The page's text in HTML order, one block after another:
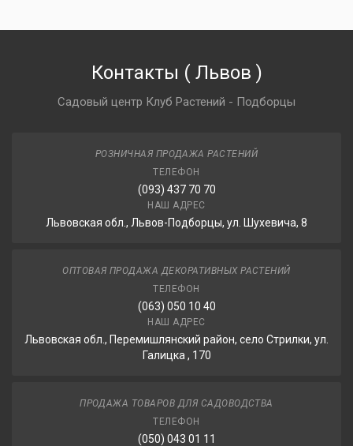
Контакты ( Львов )
Садовый центр Клуб Растений - Подборцы
РОЗНИЧНАЯ ПРОДАЖА РАСТЕНИЙ
ТЕЛЕФОН
(093) 437 70 70
НАШ АДРЕС
Львовская обл., Львов-Подборцы, ул. Шухевича, 8
ОПТОВАЯ ПРОДАЖА ДЕКОРАТИВНЫХ РАСТЕНИЙ
ТЕЛЕФОН
(063) 050 10 40
НАШ АДРЕС
Львовская обл., Перемишлянский район, село Стрилки, ул.
Галицка , 170
ПРОДАЖА ТОВАРОВ ДЛЯ САДОВОДСТВА
ТЕЛЕФОН
(050) 043 01 11